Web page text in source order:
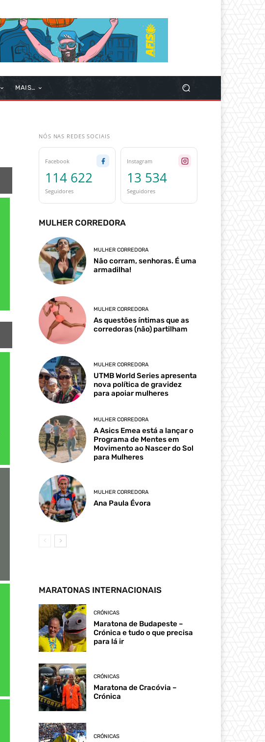
MAIS…
NÓS NAS REDES SOCIAIS
Facebook
114 622
Seguidores
Instagram
13 534
Seguidores
MULHER CORREDORA
MULHER CORREDORA
Não corram, senhoras. É uma
armadilha!
MULHER CORREDORA
As questões íntimas que as
corredoras (não) partilham
MULHER CORREDORA
UTMB World Series apresenta
nova política de gravidez
para apoiar mulheres
MULHER CORREDORA
A Asics Emea está a lançar o
Programa de Mentes em
Movimento ao Nascer do Sol
para Mulheres
MULHER CORREDORA
Ana Paula Évora
MARATONAS INTERNACIONAIS
CRÓNICAS
Maratona de Budapeste –
Crónica e tudo o que precisa
para lá ir
CRÓNICAS
Maratona de Cracóvia –
Crónica
CRÓNICAS